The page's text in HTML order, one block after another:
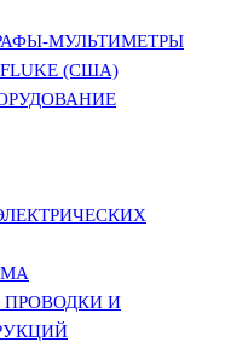
МУЛЬТИМЕТРЫ
(США)
И